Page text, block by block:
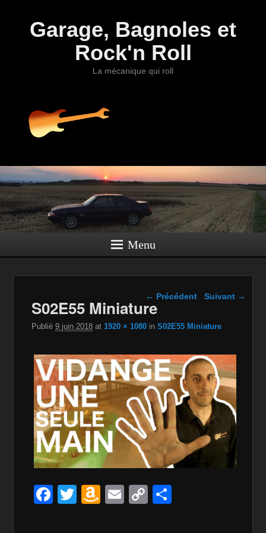
Garage, Bagnoles et
Rock'n Roll
La mécanique qui roll
Menu
Navigation dans les
← Précédent Suivant →
S02E55 Miniature
Publié9 juin 2018 at 1920 × 1080 inS02E55 Miniature
F
T
A
E
C